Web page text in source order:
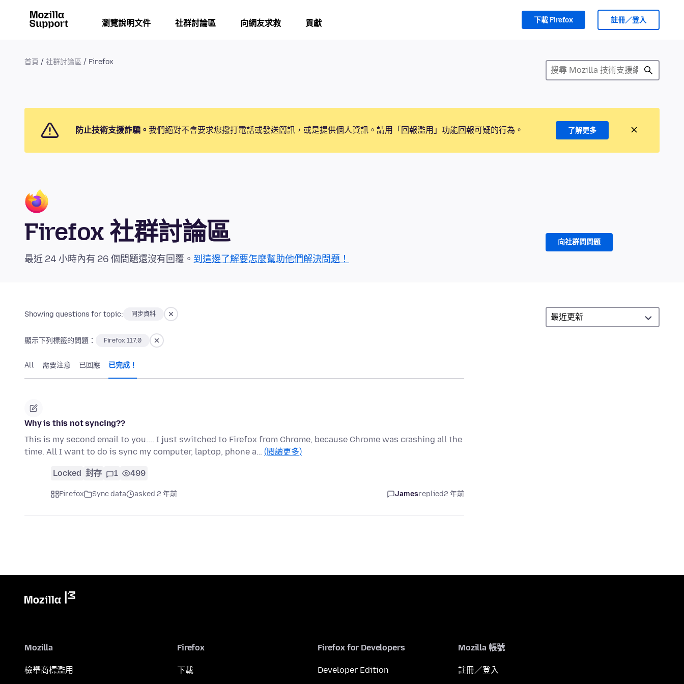
瀏覽說明文件 社群討論區 向網友求救 貢獻 下載 Firefox 註冊／登入
首頁 社群討論區 Firefox
防止技術支援詐騙。 我們絕對不會要求您撥打電話或發送簡訊，或是提供個人資訊。請用「回報濫用」功能回報可疑的行為。 了解更多
Firefox 社群討論區
最近 24 小時內有 26 個問題還沒有回覆。 到這邊了解要怎麼幫助他們解決問題！
向社群問問題
Showing questions for topic: 同步資料
顯示下列標籤的問題： Firefox 117.0
All 需要注意 已回應 已完成！
Why is this not syncing??
This is my second email to you.... I just switched to Firefox from Chrome, because Chrome was crashing all the
time. All I want to do is sync my computer, laptop, phone a… (閱讀更多)
Locked 封存 1 499
Firefox Sync data asked 2 年前 Jamesreplied2 年前
Mozilla
檢舉商標濫用
Firefox
下載
Firefox for Developers
Developer Edition
Mozilla 帳號
註冊／登入